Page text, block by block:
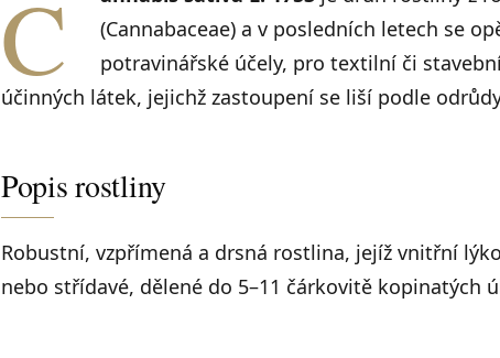
C
(Cannabaceae) a v posledních letech se
potravinářské účely, pro textilní či
účinných látek, jejichž zastoupení se liší podle
Popis rostliny
Robustní, vzpřímená a drsná rostlina, jejíž vnitřní
nebo střídavé, dělené do 5–11 čárkovitě kopinatých